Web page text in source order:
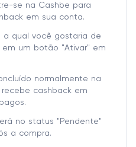
se na Cashbe para
em sua conta.
a qual você gostaria de
um botão "Ativar" em
normalmente na
cashback em
no status "Pendente"
a compra.